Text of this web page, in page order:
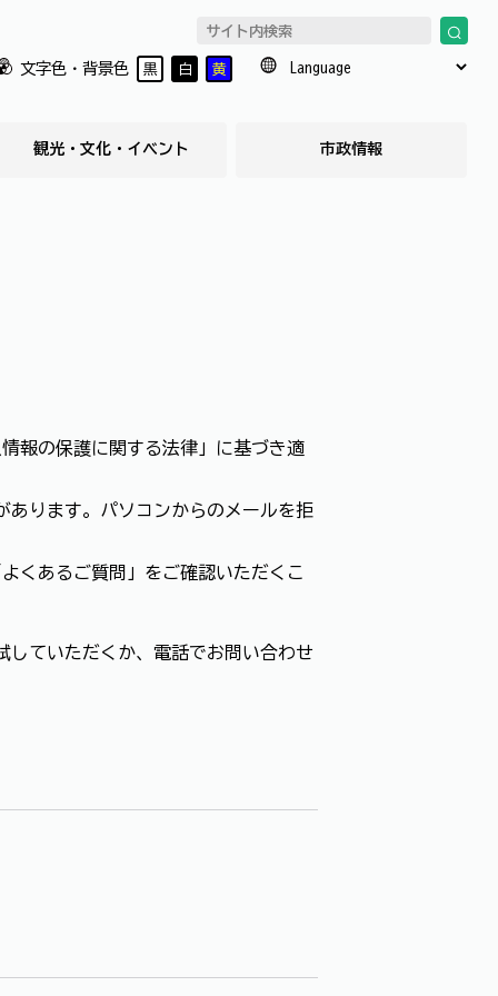
文字色・背景色 黒 白 黄
観光・文化・イベント 市政情報
報の保護に関する法律」に基づき適
あります。パソコンからのメールを拒
くあるご質問」をご確認いただくこ
ていただくか、電話でお問い合わせ